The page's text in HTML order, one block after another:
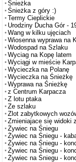
Śnieżka
Śnieżka z góry :)
Termy Cieplickie
Urodziny Ducha Gór -
Wang w kilku ujęciach
Wiosenna wyprawa na
Wodospad na Szlaku
Wyciag na Kopę latem
Wyciągi w mieście
Wycieczka na Polanę
Wycieczka na Śnieżkę
Wyprawa na Śnieżkę
z Centrum Karpacza
Z lotu ptaka
Ze szlaku
Zlot zabytkowych
Zmieniajace się widoki
Żywiec na Śniegu
Żywiec na Śniegu -
Żywiec na Śniegu -
Żywiec na Śniegu -
Żywiec na Śniegu -